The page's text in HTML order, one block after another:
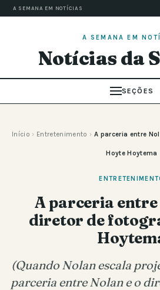
A SEMANA EM NOTÍCIAS
A SEMANA EM
Notícias da
SEÇÕES
Início › Entretenimento › A parceria entre
Hoyte Hoytema
A parceria entre
diretor de
(Quando Nolan escala
parceria entre Nolan e o